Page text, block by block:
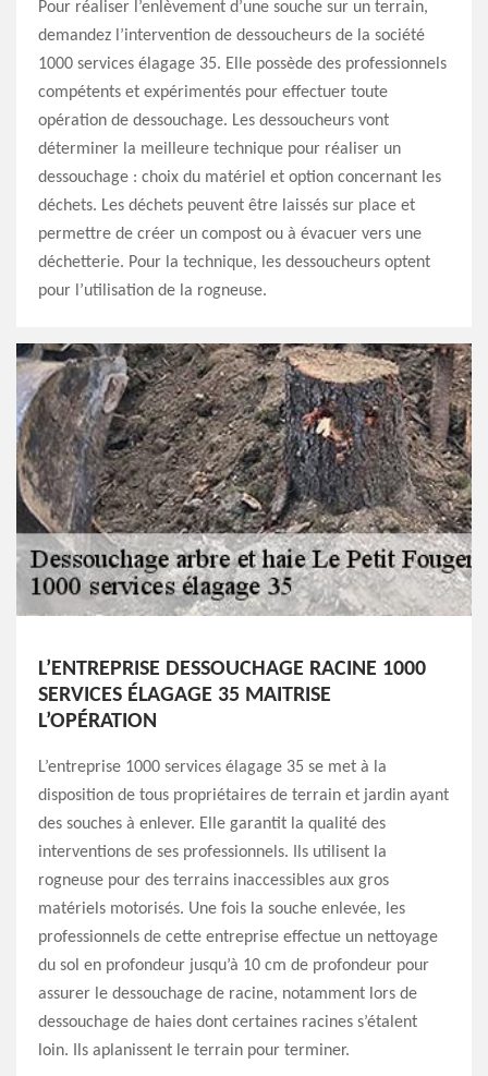
Pour réaliser l’enlèvement d’une souche sur un terrain,
demandez l’intervention de dessoucheurs de la société
1000 services élagage 35. Elle possède des professionnels
compétents et expérimentés pour effectuer toute
opération de dessouchage. Les dessoucheurs vont
déterminer la meilleure technique pour réaliser un
dessouchage : choix du matériel et option concernant les
déchets. Les déchets peuvent être laissés sur place et
permettre de créer un compost ou à évacuer vers une
déchetterie. Pour la technique, les dessoucheurs optent
pour l’utilisation de la rogneuse.
L’ENTREPRISE DESSOUCHAGE RACINE 1000
SERVICES ÉLAGAGE 35 MAITRISE
L’OPÉRATION
L’entreprise 1000 services élagage 35 se met à la
disposition de tous propriétaires de terrain et jardin ayant
des souches à enlever. Elle garantit la qualité des
interventions de ses professionnels. Ils utilisent la
rogneuse pour des terrains inaccessibles aux gros
matériels motorisés. Une fois la souche enlevée, les
professionnels de cette entreprise effectue un nettoyage
du sol en profondeur jusqu’à 10 cm de profondeur pour
assurer le dessouchage de racine, notamment lors de
dessouchage de haies dont certaines racines s’étalent
loin. Ils aplanissent le terrain pour terminer.